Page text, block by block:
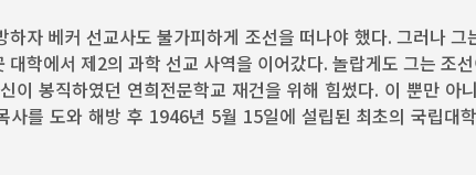
자 베커 선교사도 불가피하게 조선을 떠나야 했다. 그러나
학에서 제2의 과학 선교 사역을 이어갔다. 놀랍게도 그는 조
이 봉직하였던 연희전문학교 재건을 위해 힘썼다. 이 뿐만 아
를 도와 해방 후 1946년 5월 15일에 설립된 최초의 국립대